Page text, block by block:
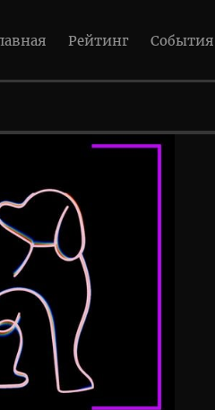
Рейтинг События